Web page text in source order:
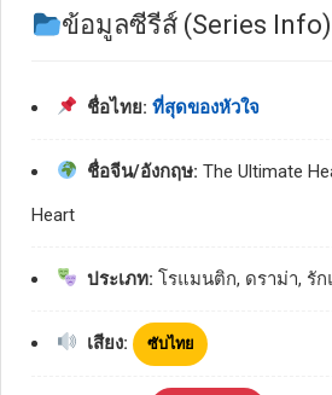
ข้อมูลซีรีส์ (Series Info)
ชื่อไทย: ที่สุดของหัวใจ
ชื่อจีน/อังกฤษ: The Ultimate
Heart
ประเภท: โรแมนติก, ดราม่า, รั
เสียง: ซับไทย